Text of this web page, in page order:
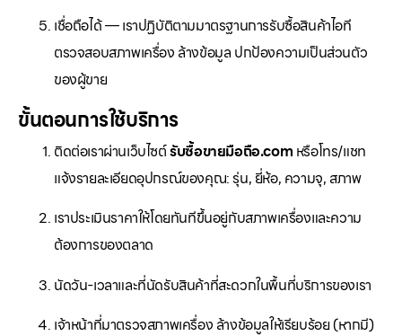
เชื่อถือได้ — เราปฏิบัติตามมาตรฐานการรับซื้อสินค้าไอที
ตรวจสอบสภาพเครื่อง ล้างข้อมูล ปกป้องความเป็นส่วนตัว
ของผู้ขาย
ขั้นตอนการใช้บริการ
ติดต่อเราผ่านเว็บไซต์รับซื้อขายมือถือ.com หรือโทร/แชท
แจ้งรายละเอียดอุปกรณ์ของคุณ: รุ่น, ยี่ห้อ, ความจุ, สภาพ
เราประเมินราคาให้โดยทันทีขึ้นอยู่กับสภาพเครื่องและความ
ต้องการของตลาด
นัดวัน-เวลาและที่นัดรับสินค้าที่สะดวกในพื้นที่บริการของเรา
เจ้าหน้าที่มาตรวจสภาพเครื่อง ล้างข้อมูลให้เรียบร้อย (หากมี)